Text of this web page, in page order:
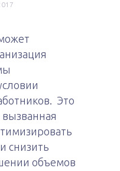
Это
снизить
объемов